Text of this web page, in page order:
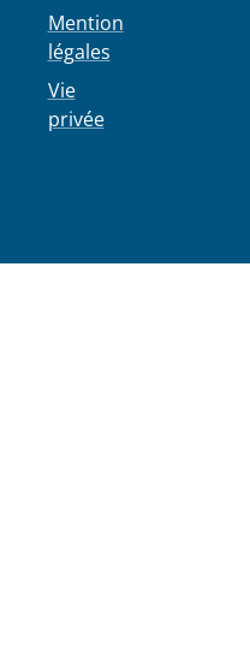
Mention
légales
Vie
privée